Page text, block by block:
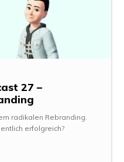
27 –
radikalen Rebranding.
erfolgreich?